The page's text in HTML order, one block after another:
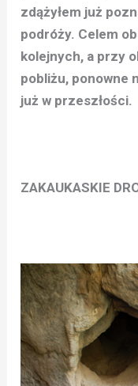
zdążyłem już
podróży. Celem
kolejnych, a przy
pobliżu, ponowne
już w przeszłości.
ZAKAUKASKIE